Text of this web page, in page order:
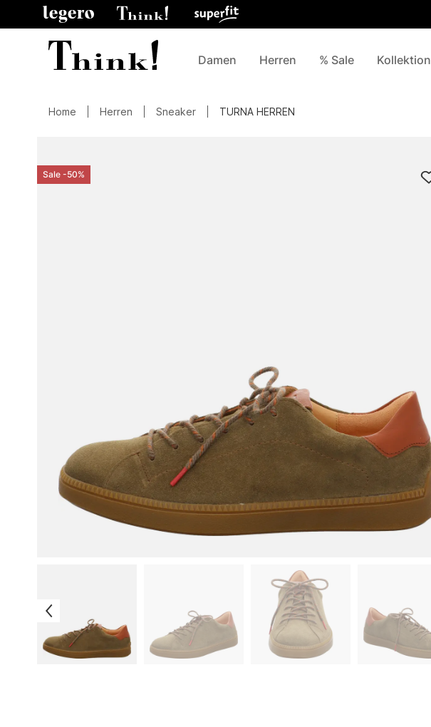
Damen Herren % Sale Kollektion
Home Herren Sneaker TURNA HERREN
Sale -50%